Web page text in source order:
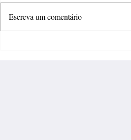
Escreva um comentário